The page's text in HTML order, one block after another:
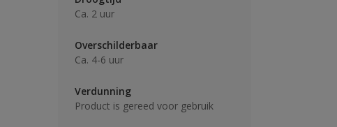
Ca. 2 uur
Overschilderbaar
Ca. 4-6 uur
Verdunning
Product is gereed voor gebruik